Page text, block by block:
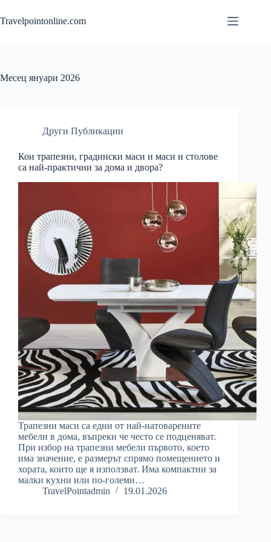
to
content
Travelpointonline.com
Месец януари 2026
Други Публикации
Кои трапезни, градински маси и маси и столове
са най-практични за дома и двора?
Трапезни маси са едни от най-натоварените
мебели в дома, въпреки че често се подценяват.
При избор на трапезни мебели първото, което
има значение, е размерът спрямо помещението и
хората, които ще я използват. Има компактни за
малки кухни или по-големи…
TravelPointadmin
19.01.2026